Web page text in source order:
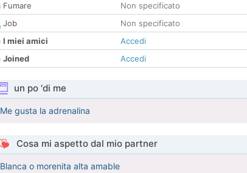
Fumare
Non specificato
Job
Non specificato
I miei amici
Accedi
Joined
Accedi
un po 'di me
Me gusta la adrenalina
Cosa mi aspetto dal mio partner
Blanca o morenita alta amable